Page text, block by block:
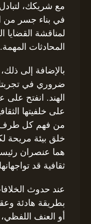
مع شريكك،
في بناء جسر من
لمناقشة القضايا
المحادثات المهمة.
بالإضافة إلى
ضروري في
الهند. انفتح
على خلفيتها
من فهم كل طرف
خلق بيئة مريحة
هما عنصران
ثقافية قد
عند حدوث
بطريقة هادئة
أو العنف